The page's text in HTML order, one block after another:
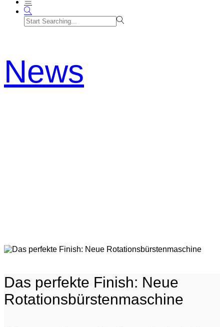
News
Das perfekte Finish: Neue
Rotationsbürstenmaschine